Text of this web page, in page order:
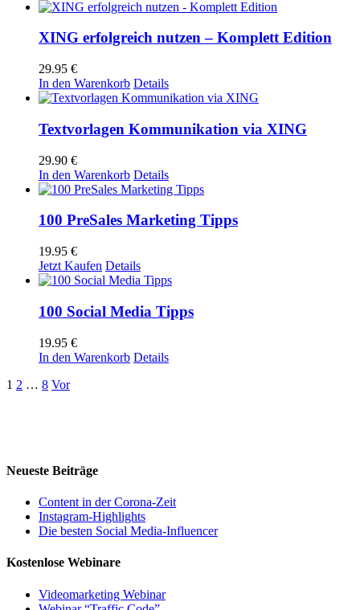
XING erfolgreich nutzen – Komplett Edition
29.95 €
In den Warenkorb Details
Textvorlagen Kommunikation via XING
29.90 €
In den Warenkorb Details
100 PreSales Marketing Tipps
19.95 €
Jetzt Kaufen Details
100 Social Media Tipps
19.95 €
In den Warenkorb Details
1 2 … 8 Vor
Neueste Beiträge
Content in der Corona-Zeit
Instagram-Highlights
Die besten Social Media-Influencer
Kostenlose Webinare
Videomarketing Webinar